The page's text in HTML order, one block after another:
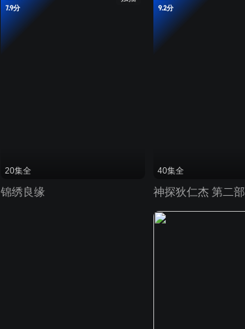
7.9分
20集全
锦绣良缘
9.2分
40集全
神探狄仁杰 第二部